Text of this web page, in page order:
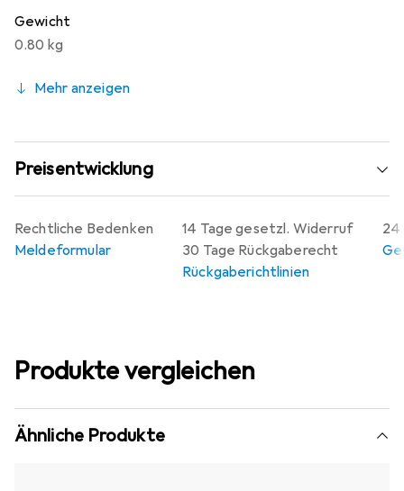
Gewicht
0.80 kg
Mehr anzeigen
Preisentwicklung
14 Tage gesetzl. Widerruf
30 Tage Rückgaberecht
Rückgaberichtlinien
24
Rechtliche Bedenken
Meldeformular
Produkte vergleichen
Ähnliche Produkte